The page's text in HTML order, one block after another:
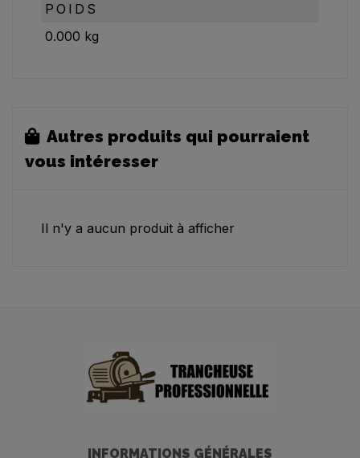
POIDS
0.000 kg
Autres produits qui pourraient
vous intéresser
Il n'y a aucun produit à afficher
INFORMATIONS GÉNÉRALES